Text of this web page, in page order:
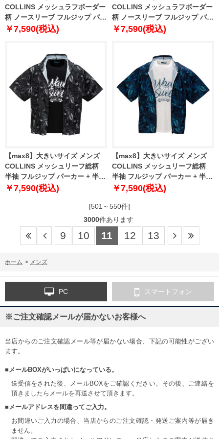
COLLINS メッシュラフボーダー
柄 ノースリーブ フルジップ パー
カー + 半袖 Tシャツ ネイビー×ホ
￥7,590(税込)
COLLINS メッシュラフボーダー
柄 ノースリーブ フルジップ パー
カー + 半袖 Tシャツ ブラウング
￥7,590(税込)
【max8】大きいサイズ メンズ
COLLINS メッシュリーフ総柄
半袖 フルジップ パーカー + 半袖
Tシャツ ブラック×ブラック
￥7,590(税込)
【max8】大きいサイズ メンズ
COLLINS メッシュリーフ総柄
半袖 フルジップ パーカー + 半袖
Tシャツ ブルー×ホワイト 1258-
￥7,590(税込)
[501～550件]
3000件あります
9 10 11 12 13
ホーム > メンズ
PC スマートフォン
※ご注文確認メールが届かないお客様へ
当店からのご注文確認メール等が届かない場合、下記の可能性がござい
ます。
■メールBOXがいっぱいになっている。
送受信をされた後、メールBOXをご確認ください。その後、ご連絡を
頂きましたらメールを再送させて頂きます。
■メールアドレスを間違ってご入力。
お間違いご入力の場合、当店からのご注文確認・発送ご案内等が届き
ません。